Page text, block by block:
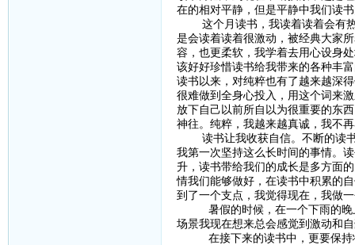
在的相对平静，但是平静中我们读
这个月读书，我读着读着会有热
是会读着读着很激动，被经典大家
容，也更柔软，我学着去用心设身
该好好珍惜读书给我带来的各种丰
读书以来，对纯粹也有了越来越深
很难做到全身心投入，用这个词来
放下自己以前所自以为很重要的东
神往。纯粹，我越来越真诚，我不
读书让我收获自信。不断的读书
我第一次坚持这么长时间的事情。
升，读书带给我们的成长是多方面
情我们能够做好，在读书中积累的
到了一个支点，我觉得现在，我做
暑假的时候，在一个下雨的晚上
场景我现在想来总会感觉到激动和
在接下来的读书中，更要保持